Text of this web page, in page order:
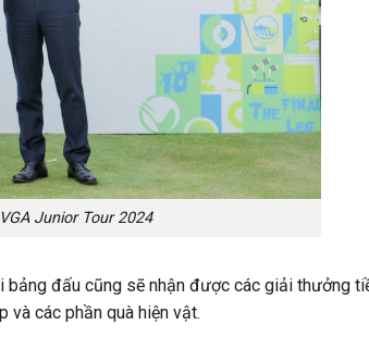
Junior Tour 2024
bảng đấu cũng sẽ nhận được các giải thưởng
các phần quà hiện vật.